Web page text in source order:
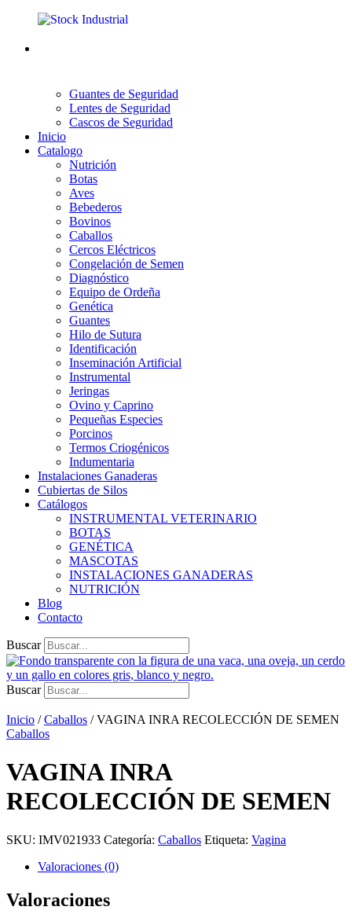
Guantes de Seguridad
Lentes de Seguridad
Cascos de Seguridad
Inicio
Catalogo
Nutrición
Botas
Aves
Bebederos
Bovinos
Caballos
Cercos Eléctricos
Congelación de Semen
Diagnóstico
Equipo de Ordeña
Genética
Guantes
Hilo de Sutura
Identificación
Inseminación Artificial
Instrumental
Jeringas
Ovino y Caprino
Pequeñas Especies
Porcinos
Termos Criogénicos
Indumentaria
Instalaciones Ganaderas
Cubiertas de Silos
Catálogos
INSTRUMENTAL VETERINARIO
BOTAS
GENÉTICA
MASCOTAS
INSTALACIONES GANADERAS
NUTRICIÓN
Blog
Contacto
Buscar
Buscar
Inicio /Caballos / VAGINA INRA RECOLECCIÓN DE SEMEN
Caballos
VAGINA INRA
RECOLECCIÓN DE SEMEN
SKU: IMV021933 Categoría: Caballos Etiqueta: Vagina
Valoraciones (0)
Valoraciones